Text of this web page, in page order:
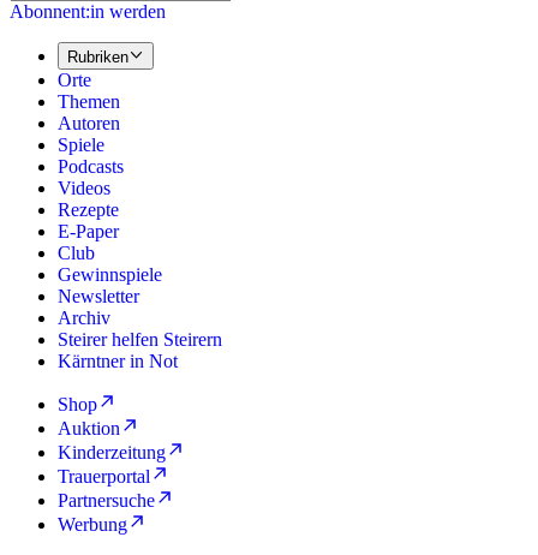
Abonnent:in werden
Rubriken
Orte
Themen
Autoren
Spiele
Podcasts
Videos
Rezepte
E-Paper
Club
Gewinnspiele
Newsletter
Archiv
Steirer helfen Steirern
Kärntner in Not
Shop
Auktion
Kinderzeitung
Trauerportal
Partnersuche
Werbung